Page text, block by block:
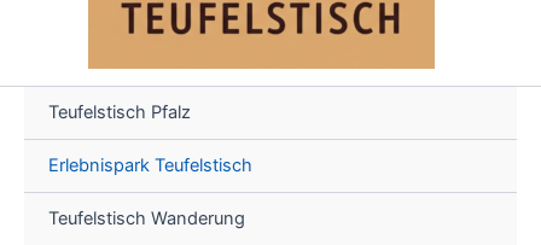
Teufelstisch Pfalz
Erlebnispark Teufelstisch
Teufelstisch Wanderung